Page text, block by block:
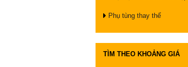
Phụ tùng thay thế
TÌM THEO KHOẢNG GIÁ